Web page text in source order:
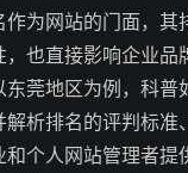
为网站的门面，其
也直接影响企业品
莞地区为例，科普
析排名的评判标准
个人网站管理者提